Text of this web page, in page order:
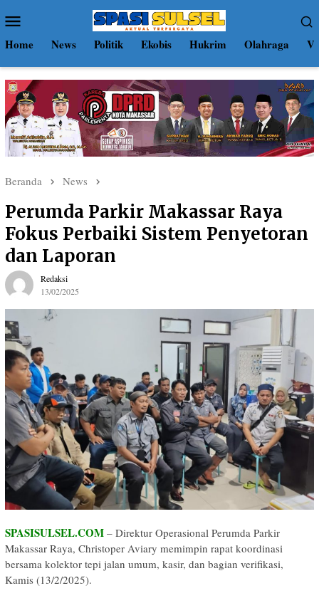
ke
kontenMobile
Home News Politik Ekobis Hukrim Olahraga
Beranda News
Perumda Parkir Makassar Raya
Fokus Perbaiki Sistem Penyetoran
dan Laporan
Redaksi
13/02/2025
SPASISULSEL.COM – Direktur Operasional Perumda Parkir
Makassar Raya, Christoper Aviary memimpin rapat koordinasi
bersama kolektor tepi jalan umum, kasir, dan bagian verifikasi,
Kamis (13/2/2025).